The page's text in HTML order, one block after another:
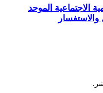
الاجتماعية الموحد